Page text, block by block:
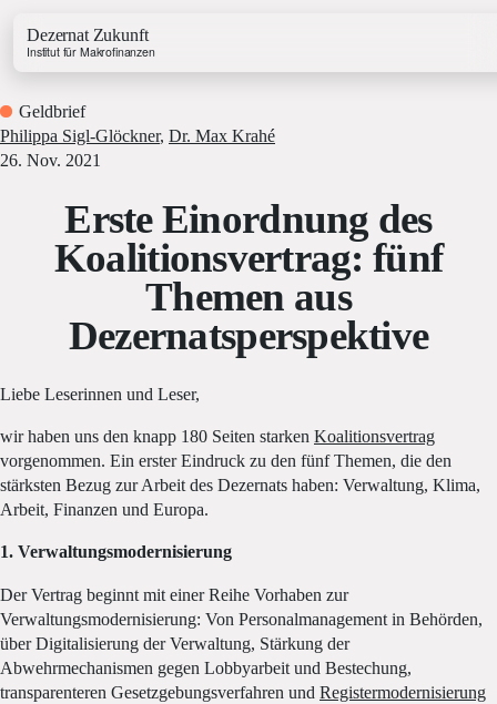
Dezernat Zukunft
Institut für Makrofinanzen
Growth & Budget Lab
Energy Lab
Business Lab
Price Lab
Haushaltstracker
Geldbrief
Philippa Sigl-Glöckner, Dr. Max Krahé
26. Nov. 2021
Erste Einordnung des
Koalitionsvertrag: fünf
Themen aus
Dezernatsperspektive
Liebe Leserinnen und Leser,
wir haben uns den knapp 180 Seiten starken Koalitionsvertrag
vorgenommen. Ein erster Eindruck zu den fünf Themen, die den
stärksten Bezug zur Arbeit des Dezernats haben: Verwaltung, Klima,
Arbeit, Finanzen und Europa.
1. Verwaltungsmodernisierung
Der Vertrag beginnt mit einer Reihe Vorhaben zur
Verwaltungsmodernisierung: Von Personalmanagement in Behörden,
über Digitalisierung der Verwaltung, Stärkung der
Abwehrmechanismen gegen Lobbyarbeit und Bestechung,
transparenteren Gesetzgebungsverfahren und Registermodernisierung